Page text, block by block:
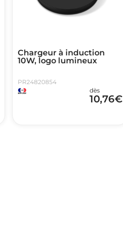
Chargeur à induction
10W, logo lumineux
PR24820854
dès
10,76€